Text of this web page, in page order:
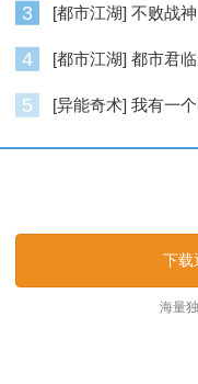
逐浪小说_逐浪网
3 [都市江湖] 不败战
4 [都市江湖] 都市君临
5 [异能奇术] 我有一个
下载
海量